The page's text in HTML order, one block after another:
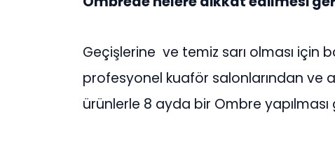
Geçişlerine ve temiz sarı olması için
profesyonel kuaför salonlarından ve
ürünlerle 8 ayda bir Ombre yapılması